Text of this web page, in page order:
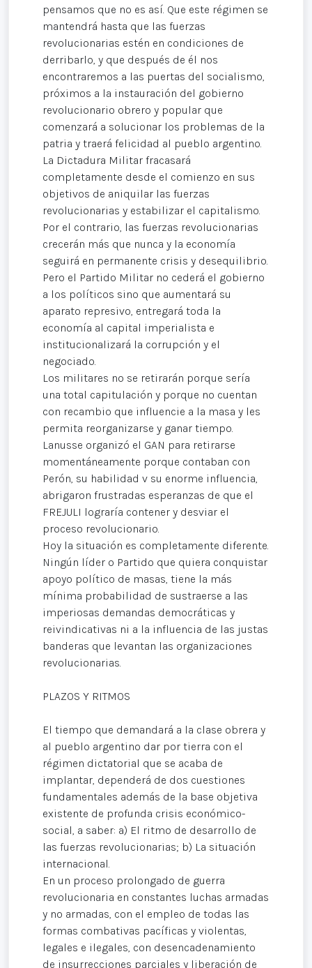
pensamos que no es así. Que este régimen se
mantendrá hasta que las fuerzas
revolucionarias estén en condiciones de
derribarlo, y que después de él nos
encontraremos a las puertas del socialismo,
próximos a la instauración del gobierno
revolucionario obrero y popular que
comenzará a solucionar los problemas de la
patria y traerá felicidad al pueblo argentino.
La Dictadura Militar fracasará
completamente desde el comienzo en sus
objetivos de aniquilar las fuerzas
revolucionarias y estabilizar el capitalismo.
Por el contrario, las fuerzas revolucionarias
crecerán más que nunca y la economía
seguirá en permanente crisis y desequilibrio.
Pero el Partido Militar no cederá el gobierno
a los políticos sino que aumentará su
aparato represivo, entregará toda la
economía al capital imperialista e
institucionalizará la corrupción y el
negociado.
Los militares no se retirarán porque sería
una total capitulación y porque no cuentan
con recambio que influencie a la masa y les
permita reorganizarse y ganar tiempo.
Lanusse organizó el GAN para retirarse
momentáneamente porque contaban con
Perón, su habilidad v su enorme influencia,
abrigaron frustradas esperanzas de que el
FREJULI lograría contener y desviar el
proceso revolucionario.
Hoy la situación es completamente diferente.
Ningún líder o Partido que quiera conquistar
apoyo político de masas, tiene la más
mínima probabilidad de sustraerse a las
imperiosas demandas democráticas y
reivindicativas ni a la influencia de las justas
banderas que levantan las organizaciones
revolucionarias.
PLAZOS Y RITMOS
El tiempo que demandará a la clase obrera y
al pueblo argentino dar por tierra con el
régimen dictatorial que se acaba de
implantar, dependerá de dos cuestiones
fundamentales además de la base objetiva
existente de profunda crisis económico-
social, a saber: a) El ritmo de desarrollo de
las fuerzas revolucionarias; b) La situación
internacional.
En un proceso prolongado de guerra
revolucionaria en constantes luchas armadas
y no armadas, con el empleo de todas las
formas combativas pacíficas y violentas,
legales e ilegales, con desencadenamiento
de insurrecciones parciales y liberación de